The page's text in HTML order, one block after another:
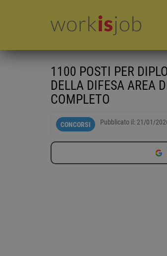
1100 POSTI PER
DELLA DIFESA AREA
COMPLETO
CONCORSI Pubblicato il: 21/01/